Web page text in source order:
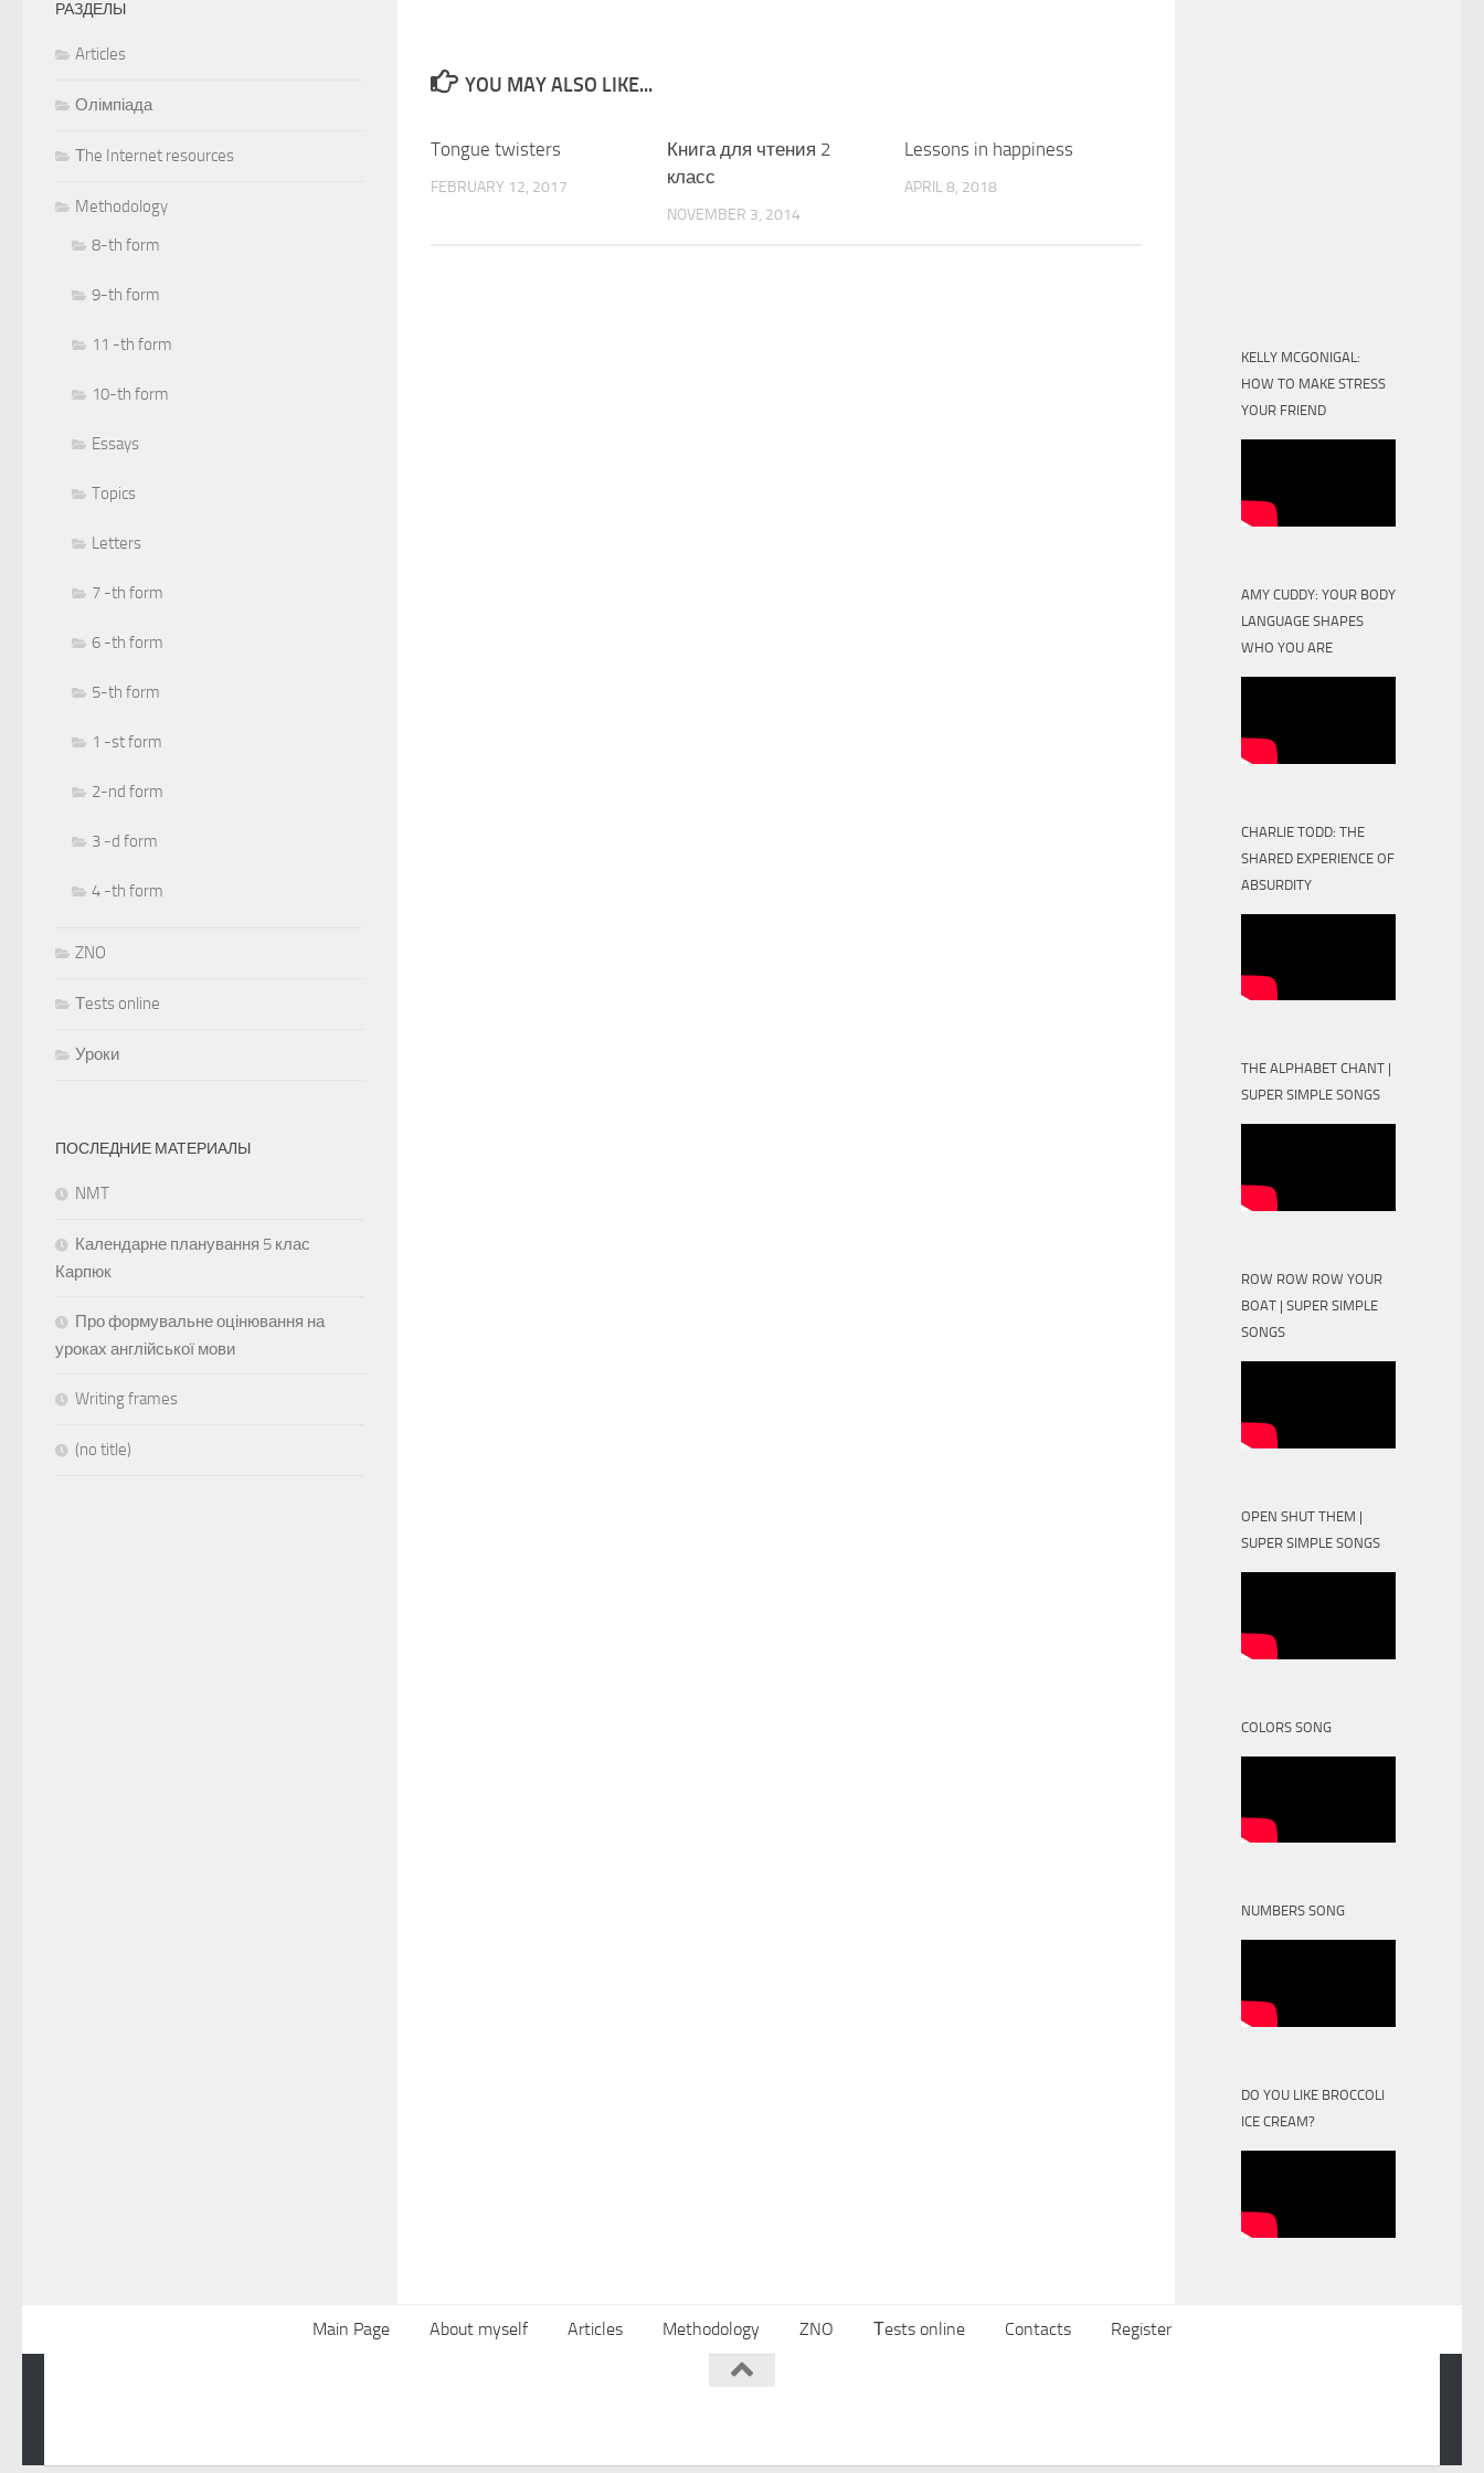
YOU MAY ALSO LIKE...
Tongue twisters
FEBRUARY 12, 2017
Книга для чтения 2
класс
NOVEMBER 3, 2014
Lessons in happiness
APRIL 8, 2018
РАЗДЕЛЫ
Articles
Олімпіада
Тhe Internet resources
Methodology
8-th form
9-th form
11 -th form
10-th form
Essays
Topics
Letters
7 -th form
6 -th form
5-th form
1 -st form
2-nd form
3 -d form
4 -th form
ZNO
Тests online
Уроки
ПОСЛЕДНИЕ МАТЕРИАЛЫ
NMT
Календарне планування 5 клас
Карпюк
Про формувальне оцінювання на
уроках англійської мови
Writing frames
(no title)
KELLY MCGONIGAL:
HOW TO MAKE STRESS
YOUR FRIEND
AMY CUDDY: YOUR BODY
LANGUAGE SHAPES
WHO YOU ARE
CHARLIE TODD: THE
SHARED EXPERIENCE OF
ABSURDITY
THE ALPHABET CHANT |
SUPER SIMPLE SONGS
ROW ROW ROW YOUR
BOAT | SUPER SIMPLE
SONGS
OPEN SHUT THEM |
SUPER SIMPLE SONGS
COLORS SONG
NUMBERS SONG
DO YOU LIKE BROCCOLI
ICE CREAM?
Main Page About myself Articles Methodology ZNO Тests online Contacts Register